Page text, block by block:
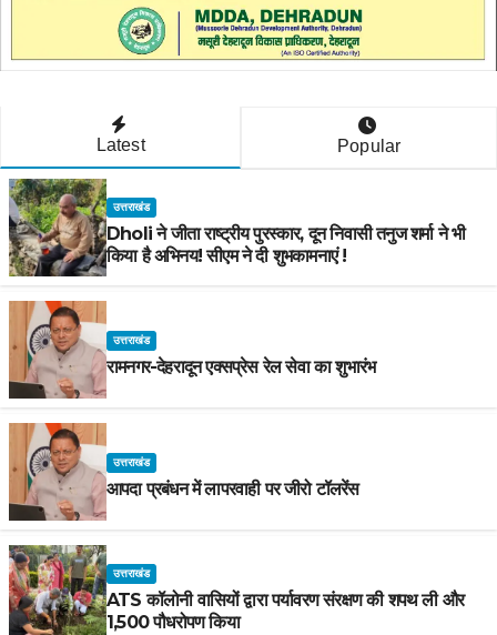
Latest Popular
उत्तराखंड
Dholi ने जीता राष्ट्रीय पुरस्कार, दून निवासी तनुज शर्मा ने भी
किया है अभिनय! सीएम ने दी शुभकामनाएं !
उत्तराखंड
रामनगर-देहरादून एक्सप्रेस रेल सेवा का शुभारंभ
उत्तराखंड
आपदा प्रबंधन में लापरवाही पर जीरो टॉलरेंस
उत्तराखंड
ATS कॉलोनी वासियों द्वारा पर्यावरण संरक्षण की शपथ ली और
1,500 पौधरोपण किया